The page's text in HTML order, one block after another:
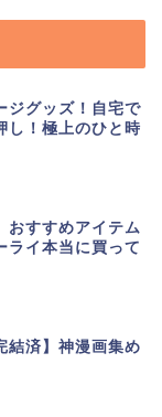
ジグッズ！自宅で
し！極上のひと時
おすすめアイテム
ライ本当に買って
結済】神漫画集め